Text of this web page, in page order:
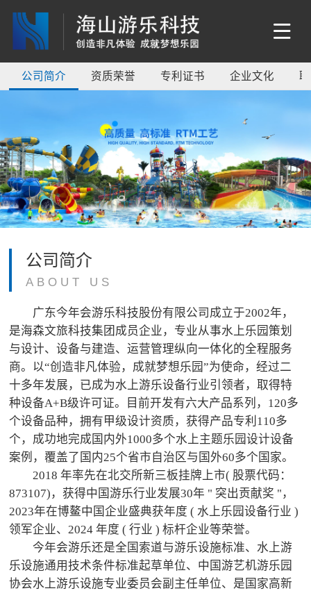
公司简介 资质荣誉 专利证书 企业文化
公司简介
ABOUT US
广东今年会游乐科技股份有限公司成立于2002年，
是海森文旅科技集团成员企业，专业从事水上乐园策划
与设计、设备与建造、运营管理纵向一体化的全程服务
商。以“创造非凡体验，成就梦想乐园”为使命，经过二
十多年发展，已成为水上游乐设备行业引领者，取得特
种设备A+B级许可证。目前开发有六大产品系列，120多
个设备品种，拥有甲级设计资质，获得产品专利110多
个，成功地完成国内外1000多个水上主题乐园设计设备
案例，覆盖了国内25个省市自治区与国外60多个国家。
2018 年率先在北交所新三板挂牌上市( 股票代码：
873107)，获得中国游乐行业发展30年 " 突出贡献奖 "，
2023年在博鳌中国企业盛典获年度 ( 水上乐园设备行业 )
领军企业、2024 年度 ( 行业 ) 标杆企业等荣誉。
今年会游乐还是全国索道与游乐设施标准、水上游
乐设施通用技术条件标准起草单位、中国游艺机游乐园
协会水上游乐设施专业委员会副主任单位、是国家高新